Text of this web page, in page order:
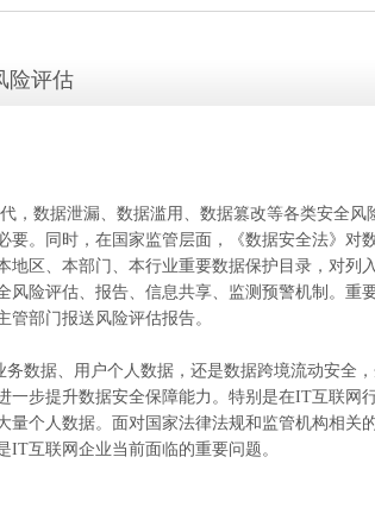
险评估
，数据泄漏、数据滥用、数据篡改等各类安全
要。同时，在国家监管层面，《数据安全法》对
地区、本部门、本行业重要数据保护目录，对列
风险评估、报告、信息共享、监测预警机制。重
管部门报送风险评估报告。
数据、用户个人数据，还是数据跨境流动安全
一步提升数据安全保障能力。特别是在IT互联网
量个人数据。面对国家法律法规和监管机构相关
IT互联网企业当前面临的重要问题。